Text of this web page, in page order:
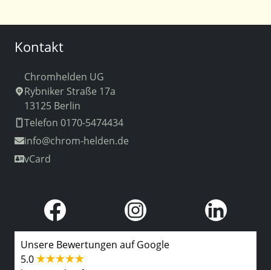
Kontakt
Chromhelden UG
Rybniker Straße 17a
13125 Berlin
Telefon 0170-5474434
info@chrom-helden.de
vCard
Unsere Bewertungen auf Google
5.0